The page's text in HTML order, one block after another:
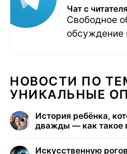
Чат с
Свободное
обсуждение
НОВОСТИ ПО
УНИКАЛЬНЫЕ
История ребёнка,
дважды — как такое
Искусственную